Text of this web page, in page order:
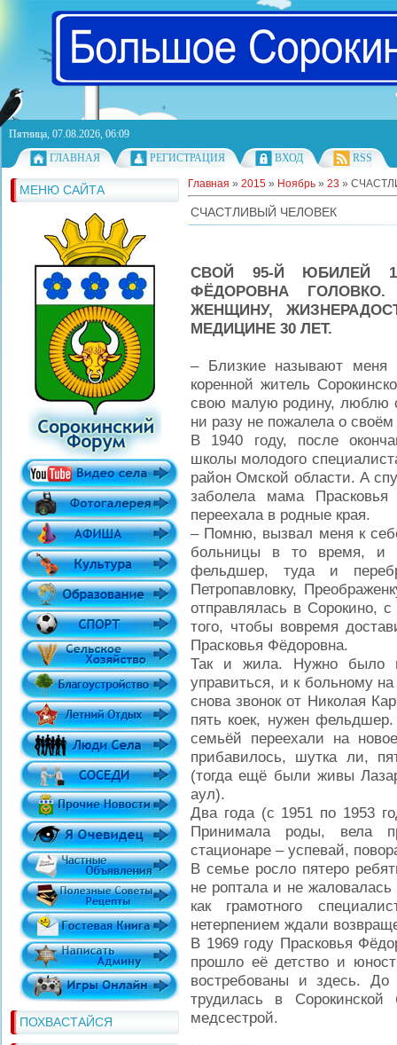
Пятница, 07.08.2026, 06:09
ГЛАВНАЯ
РЕГИСТРАЦИЯ ВХОД RSS
МЕНЮ САЙТА
ПОХВАСТАЙСЯ
Главная » 2015 » Ноябрь » 23 »
СЧАСТЛИВЫЙ ЧЕЛОВЕК
СВОЙ 95-Й ЮБИЛЕЙ
ФЁДОРОВНА
ЖЕНЩИНУ,
МЕДИЦИНЕ 30 ЛЕТ.
– Близкие называют
коренной житель
свою малую родину, люблю
ни разу не пожалела о
В 1940 году, после
школы молодого
район Омской области. А
заболела мама
переехала в родные края.
– Помню, вызвал меня к
больницы в то время, и
фельдшер, туда и
Петропавловку,
отправлялась в Сорокино,
того, чтобы вовремя
Прасковья Фёдоровна.
Так и жила. Нужно было
управиться, и к больному
снова звонок от Николая
пять коек, нужен
семьёй переехали на
прибавилось, шутка ли,
(тогда ещё были живы
аул).
Два года (с 1951 по 1953
Принимала роды, вела
стационаре – успевай,
В семье росло пятеро
не роптала и не
как грамотного
нетерпением ждали
В 1969 году Прасковья
прошло её детство и
востребованы и здесь.
трудилась в Сорокинской
медсестрой.